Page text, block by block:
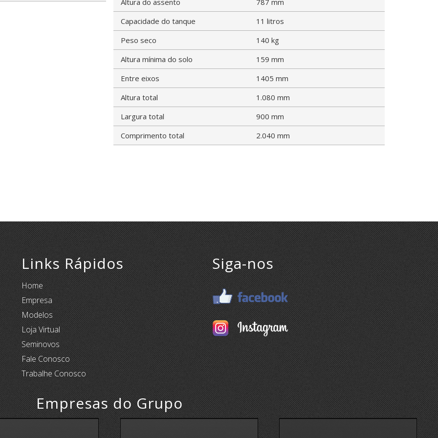
Capacidade do tanque
11 litros
Peso seco
140 kg
Altura mínima do solo
159 mm
Entre eixos
1405 mm
Altura total
1.080 mm
Largura total
900 mm
Comprimento total
2.040 mm
Links Rápidos
Home
Empresa
Modelos
Loja Virtual
Seminovos
Fale Conosco
Trabalhe Conosco
Siga-nos
Empresas do Grupo